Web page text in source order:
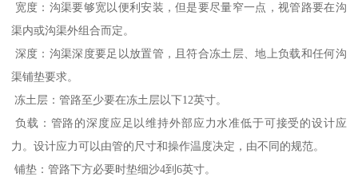
宽度：沟渠要够宽以便利安装，但是要尽量窄一点，视管路要在沟
渠内或沟渠外组合而定。
深度：沟渠深度要足以放置管，且符合冻土层、地上负载和任何沟
渠铺垫要求。
冻土层：管路至少要在冻土层以下12英寸。
负载：管路的深度应足以维持外部应力水准低于可接受的设计应
力。设计应力可以由管的尺寸和操作温度决定，由不同的规范。
铺垫：管路下方必要时垫细沙4到6英寸。